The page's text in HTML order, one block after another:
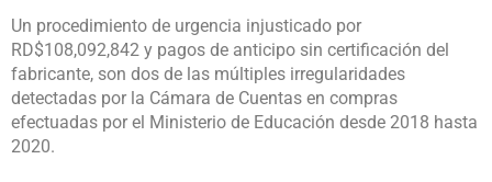
Un procedimiento de urgencia injusticado por
RD$108,092,842 y pagos de anticipo sin certificación del
fabricante, son dos de las múltiples irregularidades
detectadas por la Cámara de Cuentas en compras
efectuadas por el Ministerio de Educación desde 2018 hasta
2020.